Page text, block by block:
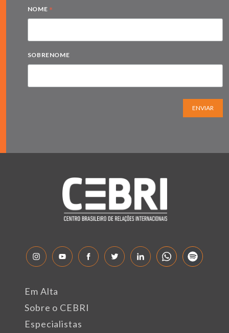
NOME *
SOBRENOME
ENVIAR
Em Alta
Sobre o CEBRI
Especialistas